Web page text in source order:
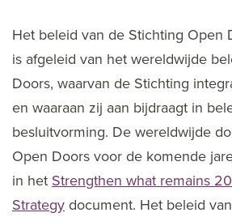
Het beleid van de Stichting Open
is afgeleid van het wereldwijde
Doors, waarvan de Stichting
en waaraan zij aan bijdraagt in
besluitvorming. De wereldwijde
Open Doors voor de komende
in het Strengthen what remains
Strategydocument. Het beleid